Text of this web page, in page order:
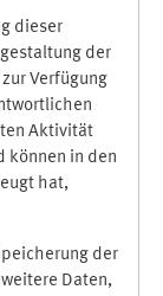
dieser
der
Verfügung
Aktivität
können in den
hat,
der
Daten,